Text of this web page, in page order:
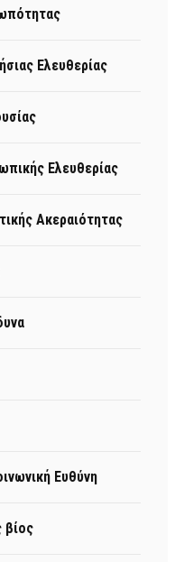
Ελευθερίας
Ελευθερίας
Ακεραιότητας
Ευθύνη
βίος